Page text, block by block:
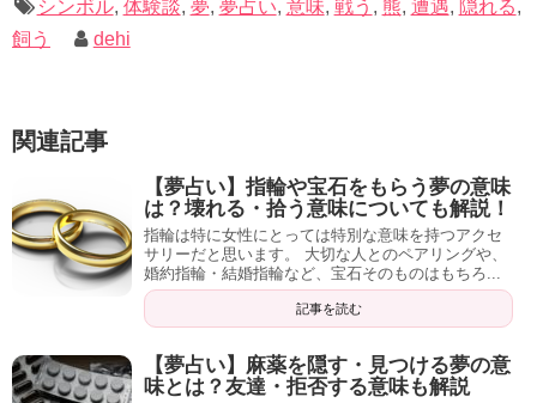
押さえつければ押さえつけるほど肥大し
ていきます。
される近道になるでしょう。
シンボル, 体験談, 夢, 夢占い, 意味, 戦う , 熊, 遭遇, 隠れる,
飼う
dehi
関連記事
【夢占い】指輪や宝石をもらう夢の意味
は？壊れる・拾う意味についても解説！
指輪は特に女性にとっては特別な意味を持つアクセ
サリーだと思います。 大切な人とのペアリングや、
婚約指輪・結婚指輪など、宝石そのものはもちろ...
記事を読む
【夢占い】麻薬を隠す・見つける夢の意
味とは？友達・拒否する意味も解説